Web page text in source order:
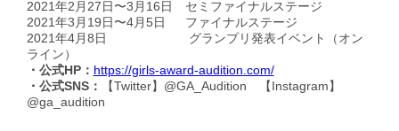
2021年2月27日〜3月16日 セミファイナルステージ
2021年3月19日〜4月5日 ファイナルステージ
2021年4月8日 グランプリ発表イベント（オン
ライン）
・公式HP： https://girls-award-audition.com/
・公式SNS：
【Twitter】@GA_Audition 【Instagram】
@ga_audition